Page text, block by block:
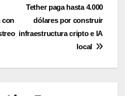
Tether paga hasta 4.000
dólares por construir
infraestructura cripto e IA
local
con